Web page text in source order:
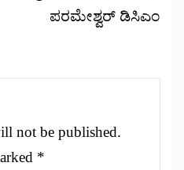
ಪರಮೇಶ್ವರ್ ಡಿಸಿಎಂ
not be published.
*